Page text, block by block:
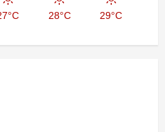
29°C
28°C